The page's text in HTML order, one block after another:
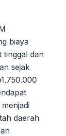
biaya
tinggal dan
sejak
daerah